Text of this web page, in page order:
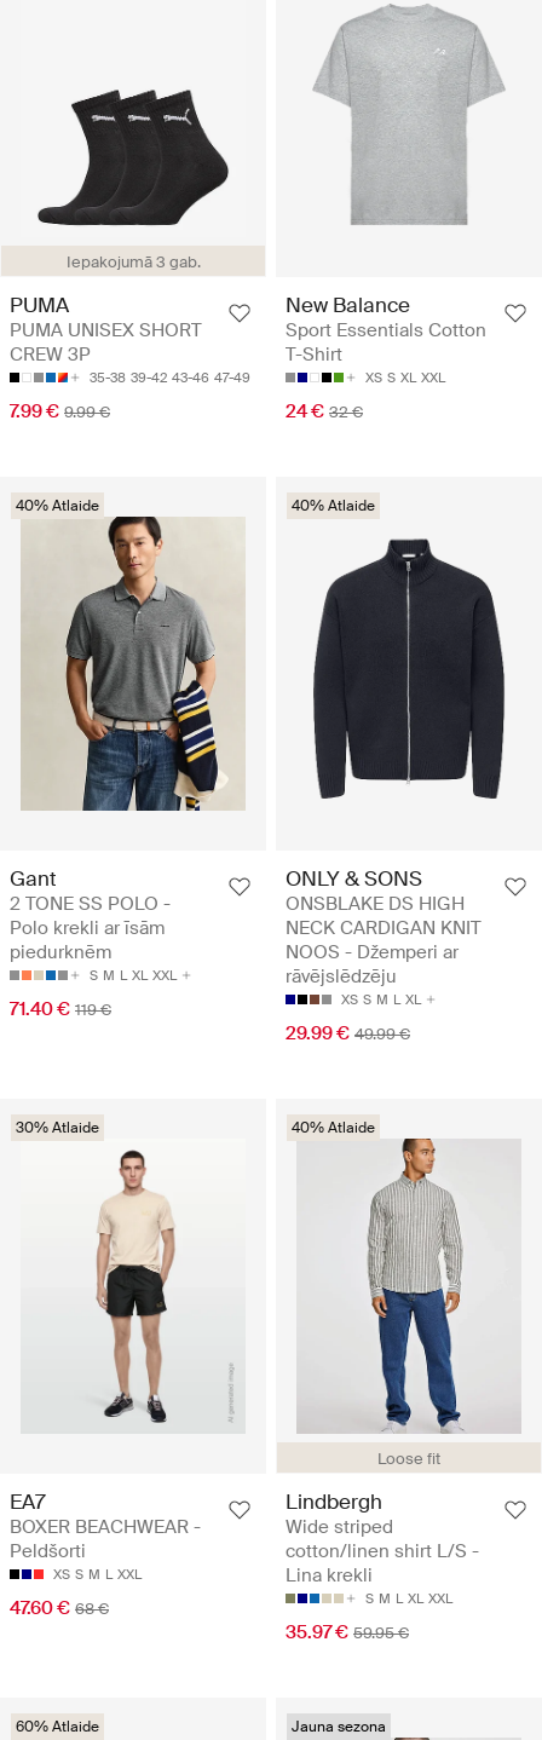
Iepakojumā 3 gab.
PUMA
PUMA UNISEX SHORT
CREW 3P
35-38 39-42 43-46 47-49
7.99 € 9.99 €
New Balance
Sport Essentials Cotton
T-Shirt
XS S XL XXL
24 € 32 €
40% Atlaide
Gant
2 TONE SS POLO -
Polo krekli ar īsām
piedurknēm
S M L XL XXL
71.40 € 119 €
40% Atlaide
ONLY & SONS
ONSBLAKE DS HIGH
NECK CARDIGAN KNIT
NOOS - Džemperi ar
rāvējslēdzēju
XS S M L XL
29.99 € 49.99 €
30% Atlaide
EA7
BOXER BEACHWEAR -
Peldšorti
XS S M L XXL
47.60 € 68 €
Loose fit
40% Atlaide
Lindbergh
Wide striped
cotton/linen shirt L/S -
Lina krekli
S M L XL XXL
35.97 € 59.95 €
60% Atlaide Jauna sezona